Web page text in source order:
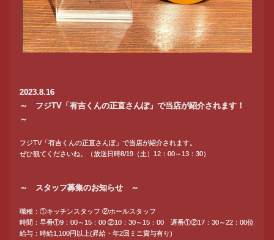
2023.8.16
～ フジTV「有吉くんの正直さんぽ」で当店が紹介されます！
～
フジTV「有吉くんの正直さんぽ」で当店が紹介されます。
ぜひ観てくださいね。（放送日時8/19（土）12：00～13：30）
～ スタッフ募集のお知らせ ～
職種：①キッチンスタッフ ②ホールスタッフ
時間：早番①9：00～15：00 ②10：30～15：00 遅番①②17：30～22：00位
給与：時給1,100円以上(昇給・年2回ミニ賞与有り)